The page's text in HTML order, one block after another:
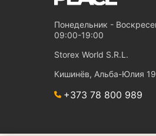
Понедельник -
09:00-19:00
Storex World S.R.L.
Кишинёв, Альба-Юлия
+373 78 800 989